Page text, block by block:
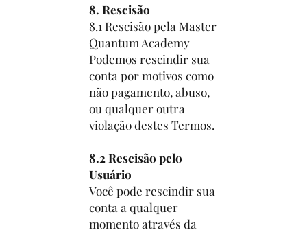
8. Rescisão
8.1 Rescisão pela Master
Quantum Academy
Podemos rescindir sua
conta por motivos como
não pagamento, abuso,
ou qualquer outra
violação destes Termos.
8.2 Rescisão pelo
Usuário
Você pode rescindir sua
conta a qualquer
momento através da